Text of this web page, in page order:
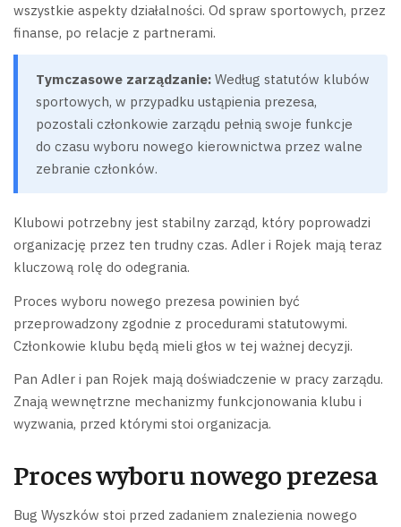
wszystkie aspekty działalności. Od spraw sportowych, przez
finanse, po relacje z partnerami.
Tymczasowe zarządzanie: Według statutów klubów
sportowych, w przypadku ustąpienia prezesa,
pozostali członkowie zarządu pełnią swoje funkcje
do czasu wyboru nowego kierownictwa przez walne
zebranie członków.
Klubowi potrzebny jest stabilny zarząd, który poprowadzi
organizację przez ten trudny czas. Adler i Rojek mają teraz
kluczową rolę do odegrania.
Proces wyboru nowego prezesa powinien być
przeprowadzony zgodnie z procedurami statutowymi.
Członkowie klubu będą mieli głos w tej ważnej decyzji.
Pan Adler i pan Rojek mają doświadczenie w pracy zarządu.
Znają wewnętrzne mechanizmy funkcjonowania klubu i
wyzwania, przed którymi stoi organizacja.
Proces wyboru nowego prezesa
Bug Wyszków stoi przed zadaniem znalezienia nowego